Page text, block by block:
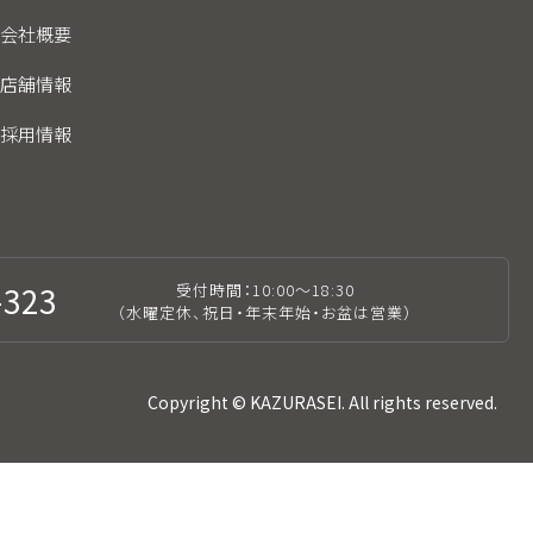
会社概要
店舗情報
採用情報
受付時間： 10:00～18:30
（水曜定休、祝日・年末年始・お盆は営業）
Copyright © KAZURASEI. All rights reserved.